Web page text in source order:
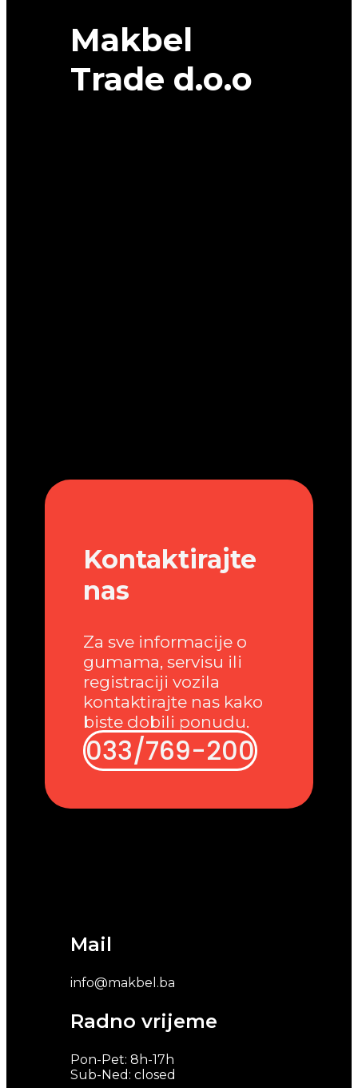
Makbel
Trade d.o.o
Mail
info@makbel.ba
Radno vrijeme
Pon-Pet: 8h-17h
Sub-Ned: closed
Kontaktirajte
nas
Za sve informacije o
gumama, servisu ili
registraciji vozila
kontaktirajte nas kako
biste dobili ponudu.
033/769-200